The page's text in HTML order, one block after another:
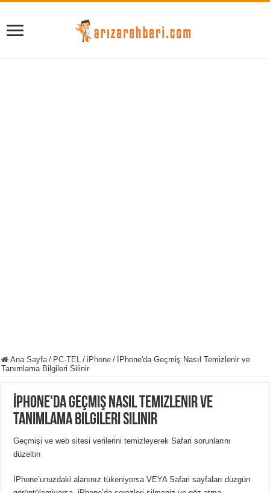
Ana Sayfa / PC-TEL / iPhone / İPhone'da Geçmiş Nasıl Temizlenir ve
Tanımlama Bilgileri Silinir
İPhone'da Geçmiş Nasıl Temizlenir ve
Tanımlama Bilgileri Silinir
Geçmişi ve web sitesi verilerini temizleyerek Safari sorunlarını
düzeltin
İPhone’unuzdaki alanınız tükeniyorsa VEYA Safari sayfaları düzgün